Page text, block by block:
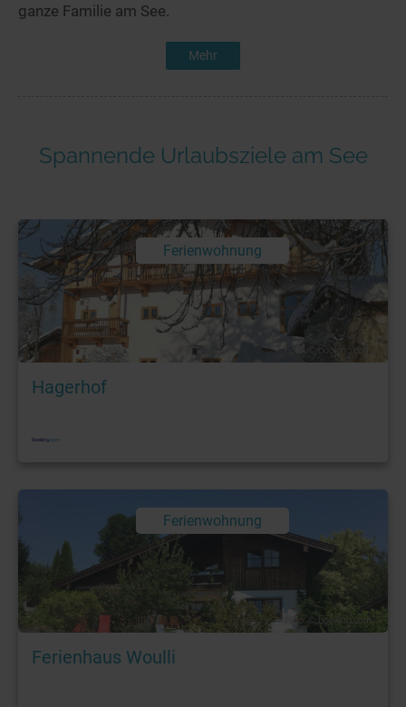
ganze Familie am See.
Mehr
Spannende Urlaubsziele am See
Ferienwohnung
Foto: © booking.com
Hagerhof
Ferienwohnung
Foto: © booking.com
Ferienhaus Woulli